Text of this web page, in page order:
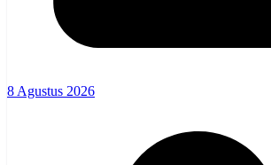
8 Agustus 2026